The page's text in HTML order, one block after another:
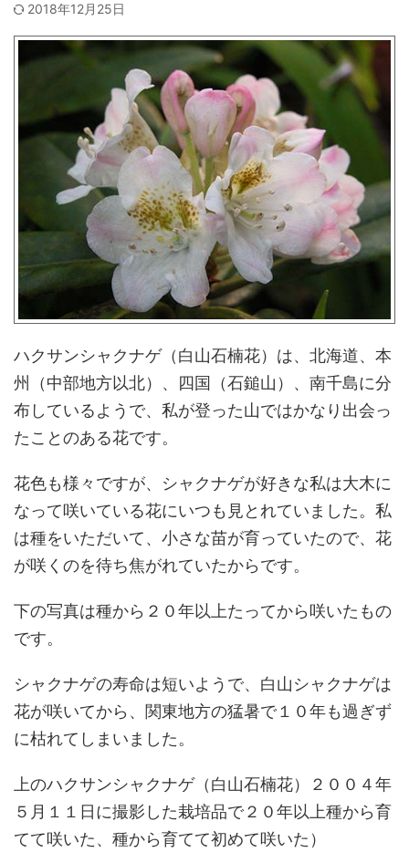
2018年12月25日
ハクサンシャクナゲ（白山石楠花）は、北海道、本
州（中部地方以北）、四国（石鎚山）、南千島に分
布しているようで、私が登った山ではかなり出会っ
たことのある花です。
花色も様々ですが、シャクナゲが好きな私は大木に
なって咲いている花にいつも見とれていました。私
は種をいただいて、小さな苗が育っていたので、花
が咲くのを待ち焦がれていたからです。
下の写真は種から２０年以上たってから咲いたもの
です。
シャクナゲの寿命は短いようで、白山シャクナゲは
花が咲いてから、関東地方の猛暑で１０年も過ぎず
に枯れてしまいました。
上のハクサンシャクナゲ（白山石楠花）２００４年
５月１１日に撮影した栽培品で２０年以上種から育
てて咲いた、種から育てて初めて咲いた）